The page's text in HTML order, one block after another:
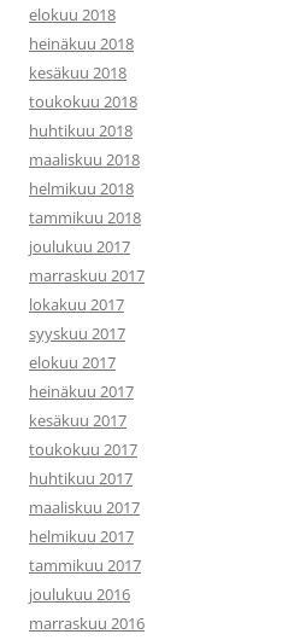
elokuu 2018
heinäkuu 2018
kesäkuu 2018
toukokuu 2018
huhtikuu 2018
maaliskuu 2018
helmikuu 2018
tammikuu 2018
joulukuu 2017
marraskuu 2017
lokakuu 2017
syyskuu 2017
elokuu 2017
heinäkuu 2017
kesäkuu 2017
toukokuu 2017
huhtikuu 2017
maaliskuu 2017
helmikuu 2017
tammikuu 2017
joulukuu 2016
marraskuu 2016